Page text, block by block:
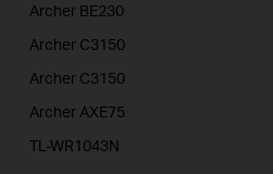
Archer BE230
Archer C3150
Archer C3150
Archer AXE75
TL-WR1043N